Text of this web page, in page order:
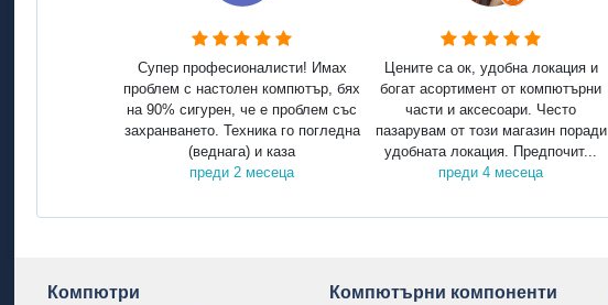
Супер професионалисти! Имах
проблем с настолен компютър, бях
на 90% сигурен, че е проблем със
захранването. Техника го погледна
(веднага) и каза
преди 2 месеца
Цените са ок, удобна локация и
богат асортимент от компютърни
части и аксесоари. Често
пазарувам от този магазин поради
удобната локация. Предпочит...
преди 4 месеца
Компютри Компютърни компоненти